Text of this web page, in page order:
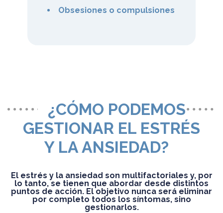
Obsesiones o compulsiones
¿CÓMO PODEMOS
GESTIONAR EL ESTRÉS
Y LA ANSIEDAD?
El estrés y la ansiedad son multifactoriales y, por
lo tanto, se tienen que abordar desde distintos
puntos de acción. El objetivo nunca será eliminar
por completo todos los síntomas, sino
gestionarlos.